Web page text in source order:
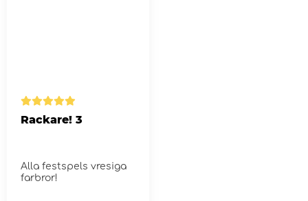
Rackare! 3
Alla festspels vresiga
farbror!